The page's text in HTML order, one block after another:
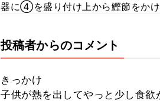
器に④を盛り付け上から鰹節をか
投稿者からのコメント
きっかけ
子供が熱を出してやっと少し食欲